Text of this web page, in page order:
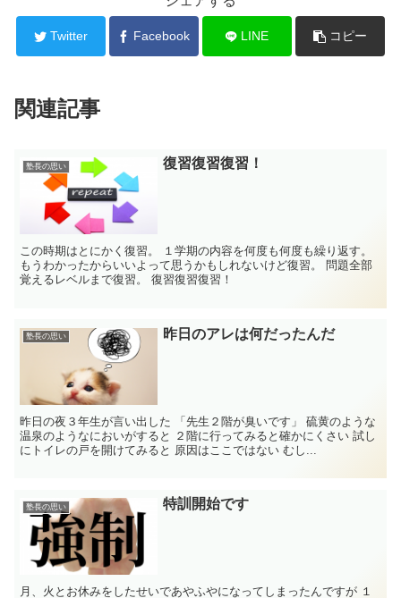
Twitter Facebook LINE コピー
関連記事
塾長の思い 復習復習復習！
この時期はとにかく復習。 １学期の内容を何度も何度も繰り返す。
もうわかったからいいよって思うかもしれないけど復習。 問題全部
覚えるレベルまで復習。 復習復習復習！
塾長の思い 昨日のアレは何だったんだ
昨日の夜３年生が言い出した 「先生２階が臭いです」 硫黄のような
温泉のようなにおいがすると ２階に行ってみると確かにくさい 試し
にトイレの戸を開けてみると 原因はここではない むし...
塾長の思い 特訓開始です
月、火とお休みをしたせいであやふやになってしまったんですが １